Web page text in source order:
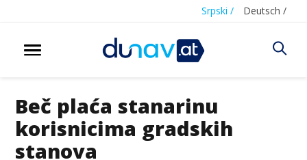
Srpski / Deutsch /
Beč plaća stanarinu
korisnicima gradskih
stanova